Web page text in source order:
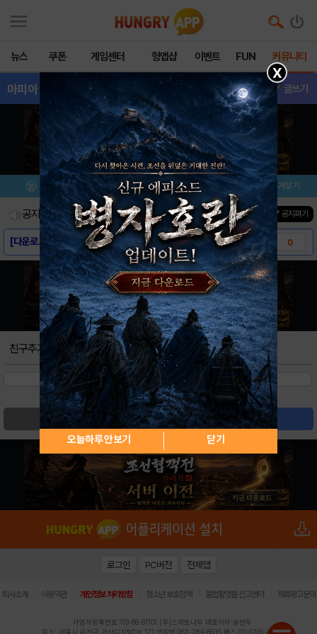
뉴스 쿠폰 게임센터 헝앱샵 이벤트 FUN 커뮤니티
마피아 글쓰기
메뉴 이벤트/미션 설치/평가 즐겨찾기
공지사항 진행중인 이벤트0건 ▼ 공지펴기
[다운로드링크] - 마피아 CBT 0
[스크린샷] - 마피아
[게임소개] - 마피아
[모비 사전예약] 마피아 CBT 0
친구추가
검색 글쓰기
X
오늘하루 안보기 닫기
로그인 PC버전 전체앱
회사소개 이용약관 개인정보 처리방침 청소년 보호정책 불법촬영물 신고센터 제휴광고문의
사업자등록번호:119-86-61101 (주)스마트나우 대표이사:송현두
주소: 서울시 금천구 가산디지털1로 171 연락처:063-284-8635 팩스:02-6265-0377